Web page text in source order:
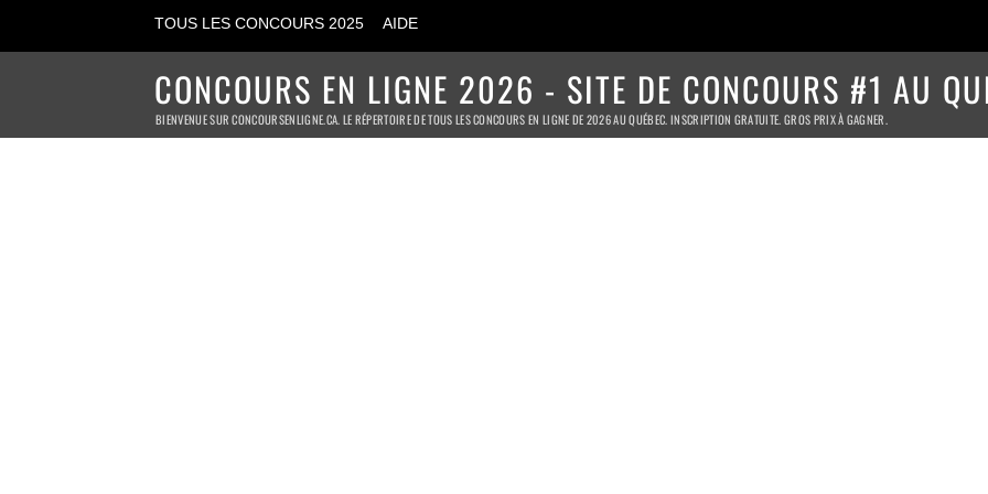
TOUS LES CONCOURS 2025 AIDE
CONCOURS EN LIGNE 2026 - SITE DE CONCOURS #1 AU
BIENVENUE SUR CONCOURSENLIGNE.CA. LE RÉPERTOIRE DE TOUS LES CONCOURS EN LIGNE DE 2026 AU QUÉBEC. INSCRIPTION GRATUITE. GROS PRIX À GAGNER.